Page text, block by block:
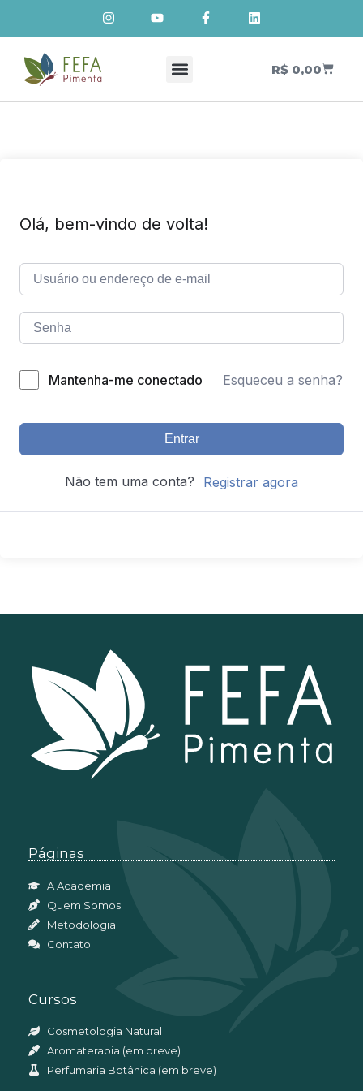
R$0,00
Olá, bem-vindo de volta!
Mantenha-me conectado Esqueceu a senha?
Entrar
Não tem uma conta? Registrar agora
Páginas
A Academia
Quem Somos
Metodologia
Contato
Cursos
Cosmetologia Natural
Aromaterapia (em breve)
Perfumaria Botânica (em breve)